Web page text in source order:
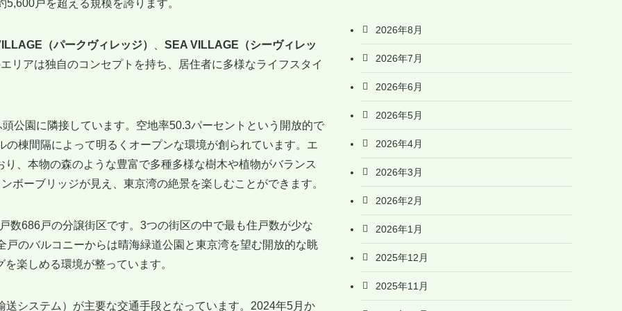
戸を超える規模を誇ります。
（パークヴィレッジ）
SEA VILLAGE（シーヴィレッ
リアは独自のコンセプトを持ち、居住者に多様なライフスタイ
公園に隣接しています。空地率50.3パーセントという開放的で
棟間隔によって明るくオープンな環境が創られています。エ
、本物の森のような豊富で多種多様な樹木や植物がバランス
ボーブリッジが見え、東京湾の絶景を楽しむことができます。
数686戸の分譲街区です。3つの街区の中で最も住戸数が少な
のバルコニーからは晴海緑道公園と東京湾を望む開放的な眺
楽しめる環境が整っています。
システム）が主要な交通手段となっています。2024年5月か
2026年8月
2026年7月
2026年6月
2026年5月
2026年4月
2026年3月
2026年2月
2026年1月
2025年12月
2025年11月